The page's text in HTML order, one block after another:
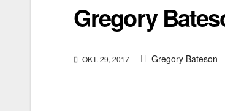
Gregory
OKT. 29, 2017 Gregory Bateson